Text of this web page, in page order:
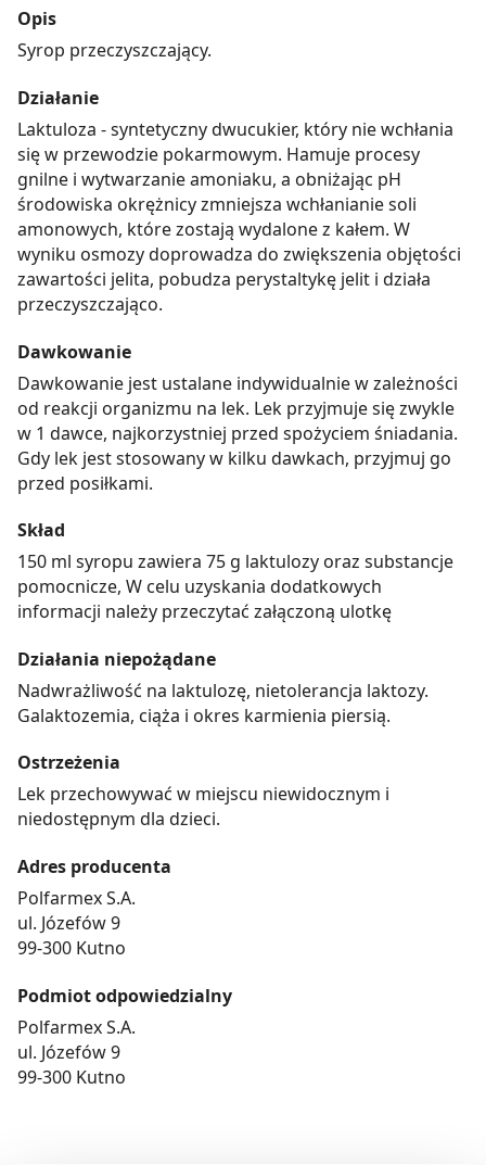
Opis
Syrop przeczyszczający.
Działanie
Laktuloza - syntetyczny dwucukier, który nie wchłania
się w przewodzie pokarmowym. Hamuje procesy
gnilne i wytwarzanie amoniaku, a obniżając pH
środowiska okrężnicy zmniejsza wchłanianie soli
amonowych, które zostają wydalone z kałem. W
wyniku osmozy doprowadza do zwiększenia objętości
zawartości jelita, pobudza perystaltykę jelit i działa
przeczyszczająco.
Dawkowanie
Dawkowanie jest ustalane indywidualnie w zależności
od reakcji organizmu na lek. Lek przyjmuje się zwykle
w 1 dawce, najkorzystniej przed spożyciem śniadania.
Gdy lek jest stosowany w kilku dawkach, przyjmuj go
przed posiłkami.
Skład
150 ml syropu zawiera 75 g laktulozy oraz substancje
pomocnicze, W celu uzyskania dodatkowych
informacji należy przeczytać załączoną ulotkę
Działania niepożądane
Nadwrażliwość na laktulozę, nietolerancja laktozy.
Galaktozemia, ciąża i okres karmienia piersią.
Ostrzeżenia
Lek przechowywać w miejscu niewidocznym i
niedostępnym dla dzieci.
Adres producenta
Polfarmex S.A.
ul. Józefów 9
99-300 Kutno
Podmiot odpowiedzialny
Polfarmex S.A.
ul. Józefów 9
99-300 Kutno